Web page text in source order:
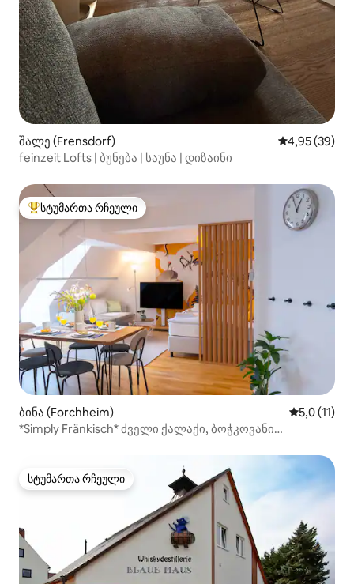
შალე (Frensdorf) საშუალო
4,95 (39)
feinzeit Lofts | ბუნება | საუნა | დიზაინი
სტუმართა რჩეული მოწინავე ვარიანტი
სტუმართა რჩეული
ბინა (Forchheim) საშუალო
5,0 (11)
*Simply Fränkisch* ძველი ქალაქი, ბოჭკოვანი
სტუმართა რჩეული
სტუმართა რჩეული